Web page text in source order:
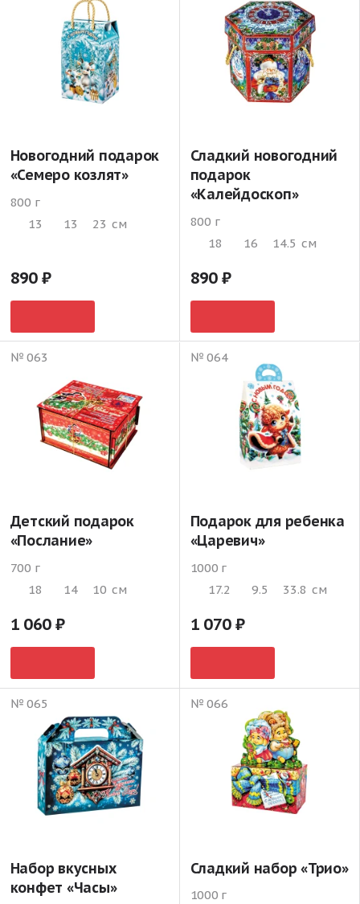
Новогодний подарок
«Семеро козлят»
800 г
13
13 23 см
890
Сладкий новогодний
подарок
«Калейдоскоп»
800 г
18
16 14.5 см
890
№ 063
Детский подарок
«Послание»
700 г
18
14 10 см
1 060
№ 064
Подарок для ребенка
«Царевич»
1000 г
17.2
9.5 33.8 см
1 070
№ 065
Набор вкусных
конфет «Часы»
№ 066
Сладкий набор «Трио»
1000 г